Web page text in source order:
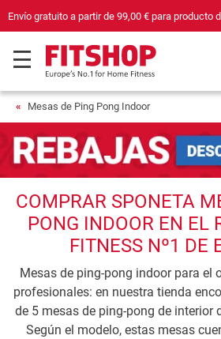
Envío gratuito a partir de 99,00 €para producto
Mesas de Ping Pong Indoor
COMPRAR SPONETA
PONG INDOOR EN EL
FITNESS Nº1 DE
Mesas de ping-pong indoor para el
profesionales: en nuestra tienda
de 5 mesas de ping-pong de interior
Según el modelo, estas mesas